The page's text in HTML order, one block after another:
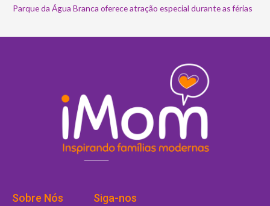
Parque da Água Branca oferece atração especial durante as férias
Sobre Nós Siga-nos